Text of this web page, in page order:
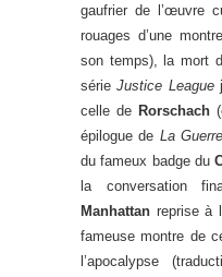
gaufrier de l’œuvre
rouages d’une
son temps), la mort
sérieJustice League
celle de Rorschach
épilogue de La
du fameux badge du
la conversation
Manhattan reprise à
fameuse montre de
l’apocalypse